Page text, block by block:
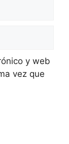
y web
vez que